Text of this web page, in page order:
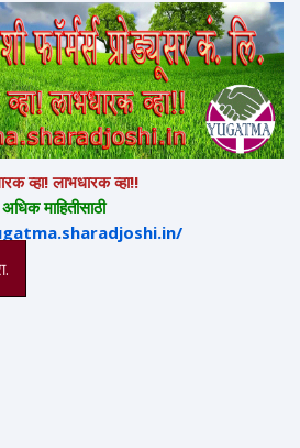
व्हा! लाभधारक व्हा!!
अधिक माहितीसाठी